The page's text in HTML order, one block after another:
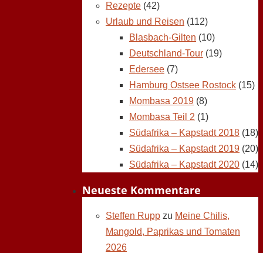
Rezepte (42)
Urlaub und Reisen (112)
Blasbach-Gilten (10)
Deutschland-Tour (19)
Edersee (7)
Hamburg Ostsee Rostock (15)
Mombasa 2019 (8)
Mombasa Teil 2 (1)
Südafrika – Kapstadt 2018 (18)
Südafrika – Kapstadt 2019 (20)
Südafrika – Kapstadt 2020 (14)
Neueste Kommentare
Steffen Rupp zu Meine Chilis,
Mangold, Paprikas und Tomaten
2026